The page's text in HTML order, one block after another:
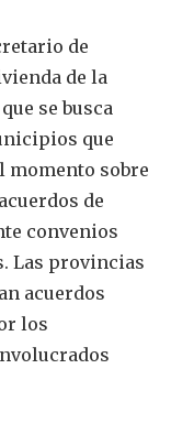
de
de la
se busca
que
momento sobre
de
convenios
Las provincias
acuerdos
los